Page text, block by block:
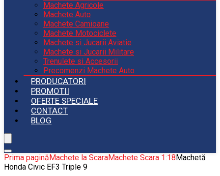
Machete Agricole
Machete Auto
Machete Camioane
Machete Motociclete
Machete si Jucarii Aviatie
Machete si Jucarii Militare
Trenulete si Accesorii
Precomenzi Machete Auto
PRODUCATORI
PROMOTII
OFERTE SPECIALE
CONTACT
BLOG
Prima paginăMachete la ScaraMachete Scara 1:18Machetă
Honda Civic EF3 Triple 9